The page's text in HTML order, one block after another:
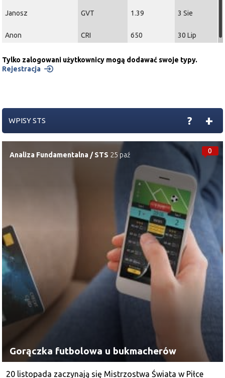
Janosz GVT 1.39 3 Sie
Anon CRI 650 30 Lip
Tylko zalogowani użytkownicy mogą dodawać swoje typy.
Rejestracja
WPISY STS +
?
0
Analiza Fundamentalna /STS 25 paź
Gorączka futbolowa u bukmacherów
20 listopada zaczynają się Mistrzostwa Świata w Piłce